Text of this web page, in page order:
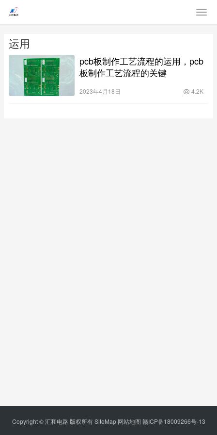
运用
pcb板制作工艺流程的运用，pcb
板制作工艺流程的关键
2023年4月18日 4.2K
Copyright © 汇和电路 版权所有SiteMap 网站地图 赣ICP备18009266号-13